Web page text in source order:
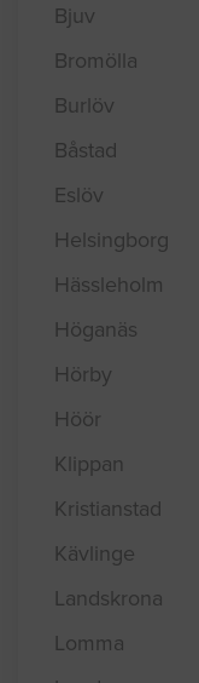
Bjuv
Bromölla
Burlöv
Båstad
Eslöv
Helsingborg
Hässleholm
Höganäs
Hörby
Höör
Klippan
Kristianstad
Kävlinge
Landskrona
Lomma